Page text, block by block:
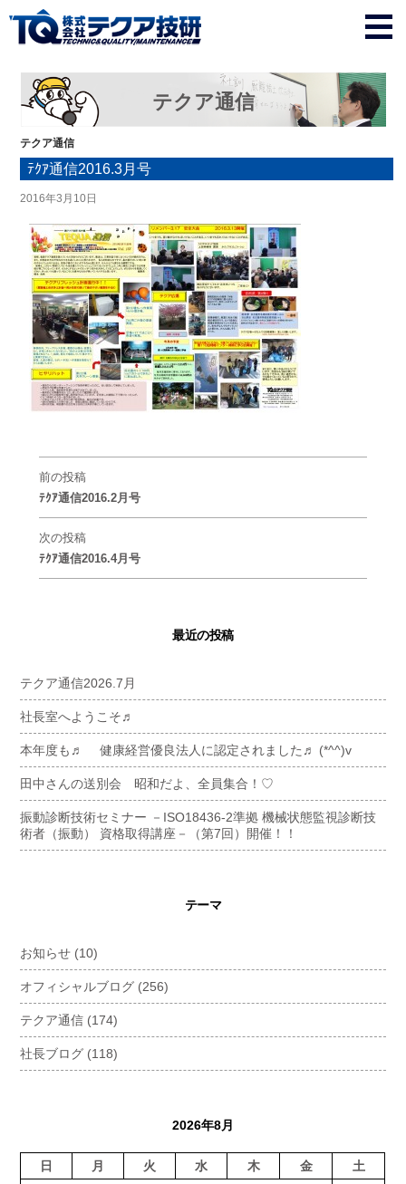
テクア通信
テクア通信
ﾃｸｱ通信2016.3月号
2016年3月10日
前の投稿
ﾃｸｱ通信2016.2月号
次の投稿
ﾃｸｱ通信2016.4月号
最近の投稿
テクア通信2026.7月
社長室へようこそ♬
本年度も♬ 健康経営優良法人に認定されました♬ (*^^)v
田中さんの送別会 昭和だよ、全員集合！♡
振動診断技術セミナー －ISO18436-2準拠 機械状態監視診断技
術者（振動） 資格取得講座－（第7回）開催！！
テーマ
お知らせ (10)
オフィシャルブログ (256)
テクア通信 (174)
社長ブログ (118)
2026年8月
日 月 火 水 木 金 土